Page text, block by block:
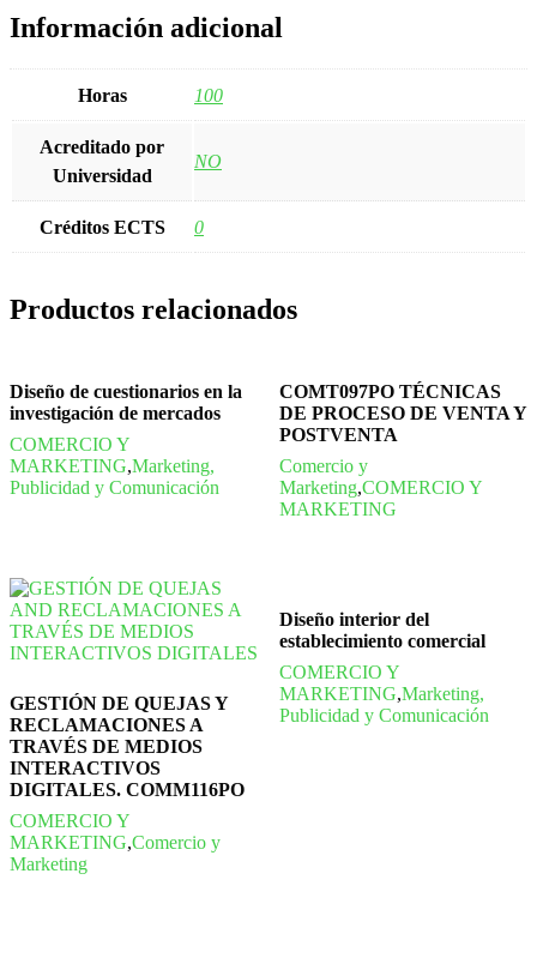
Información adicional
Horas 100
Acreditado por
Universidad
NO
Créditos ECTS 0
Productos relacionados
Diseño de cuestionarios en la
investigación de mercados
COMERCIO Y
MARKETING,Marketing,
Publicidad y Comunicación
COMT097PO TÉCNICAS
DE PROCESO DE VENTA Y
POSTVENTA
Comercio y
Marketing,COMERCIO Y
MARKETING
GESTIÓN DE QUEJAS Y
RECLAMACIONES A
TRAVÉS DE MEDIOS
INTERACTIVOS
DIGITALES. COMM116PO
COMERCIO Y
MARKETING,Comercio y
Marketing
Diseño interior del
establecimiento comercial
COMERCIO Y
MARKETING,Marketing,
Publicidad y Comunicación